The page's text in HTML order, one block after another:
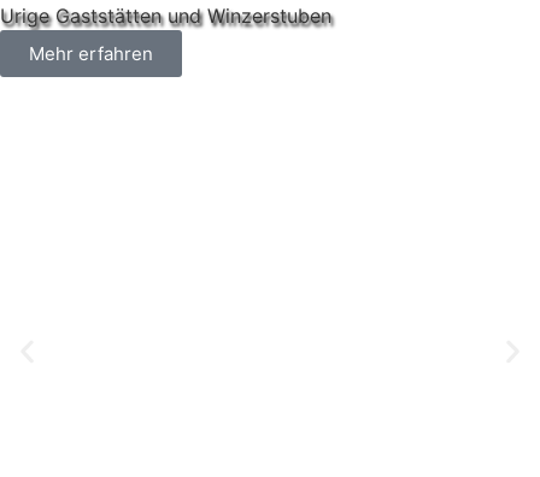
Urige Gaststätten und Winzerstuben
Mehr erfahren